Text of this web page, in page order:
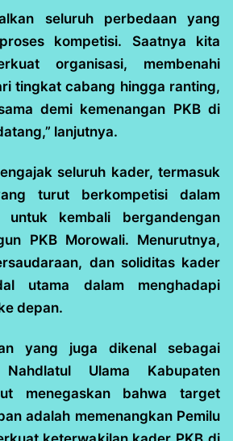
seluruh perbedaan yang
kompetisi. Saatnya kita
organisasi, membenahi
tingkat cabang hingga ranting,
demi kemenangan PKB di
lanjutnya.
seluruh kader, termasuk
turut berkompetisi dalam
untuk kembali bergandengan
PKB Morowali. Menurutnya,
dan soliditas kader
utama dalam menghadapi
depan.
yang juga dikenal sebagai
Ulama Kabupaten
menegaskan bahwa target
adalah memenangkan Pemilu